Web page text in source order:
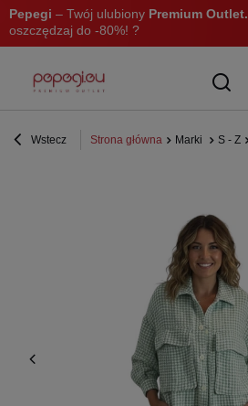
Pepegi – Twój ulubiony Premium Outlet.
oszczędzaj do -80%! ?
Wstecz Strona główna Marki S - Z